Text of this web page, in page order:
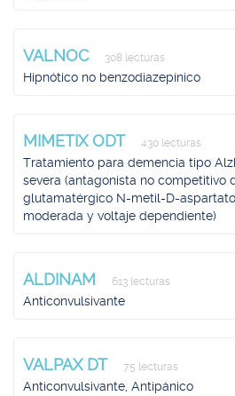
VALNOC 308 lecturas
Hipnótico no benzodiazepínico
MIMETIX ODT 430 lecturas
Tratamiento para demencia tipo
severa (antagonista no competitivo
glutamatérgico N-metil-D-
moderada y voltaje dependiente)
ALDINAM 613 lecturas
Anticonvulsivante
VALPAX DT 75 lecturas
Anticonvulsivante, Antipánico